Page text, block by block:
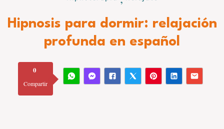
Hipnosis para dormir: relajación
profunda en español
0
Compartir